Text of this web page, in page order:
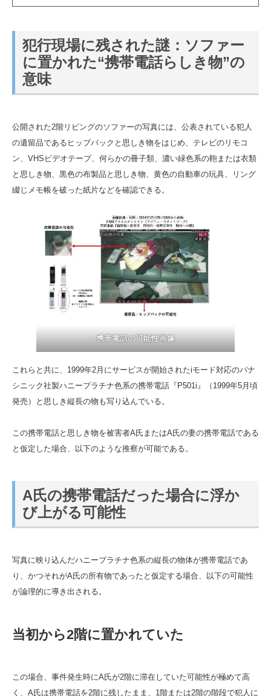
犯行現場に残された謎：ソファー
に置かれた“携帯電話らしき物”の
意味
公開された2階リビングのソファーの写真には、公表されている犯人
の遺留品であるヒップバックと思しき物をはじめ、テレビのリモコ
ン、VHSビデオテープ、何らかの冊子類、濃い緑色系の鞄または衣類
と思しき物、黒色の布製品と思しき物、黄色の自動車の玩具、リング
綴じメモ帳を破った紙片などを確認できる。
携帯電話の可能性画像
これらと共に、1999年2月にサービスが開始されたiモード対応のパナ
シニック社製ハニープラチナ色系の携帯電話『P501i』（1999年5月頃
発売）と思しき縦長の物も写り込んでいる。
この携帯電話と思しき物を被害者A氏またはA氏の妻の携帯電話である
と仮定した場合、以下のような推察が可能である。
A氏の携帯電話だった場合に浮か
び上がる可能性
写真に映り込んだハニープラチナ色系の縦長の物体が携帯電話であ
り、かつそれがA氏の所有物であったと仮定する場合、以下の可能性
が論理的に導き出される。
当初から2階に置かれていた
この場合、事件発生時にA氏が2階に滞在していた可能性が極めて高
く、A氏は携帯電話を2階に残したまま、1階または2階の階段で犯人に